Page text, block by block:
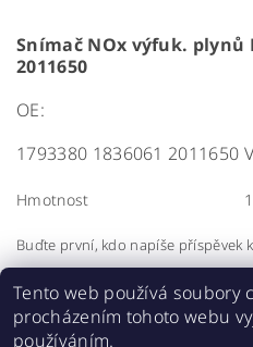
Snímač NOx výfuk. plynů
2011650
OE:
1793380 1836061 2011650
Hmotnost
Buďte první, kdo napíše příspěvek
Přidat komentář
Tento web používá soubory
procházením tohoto webu
používáním.